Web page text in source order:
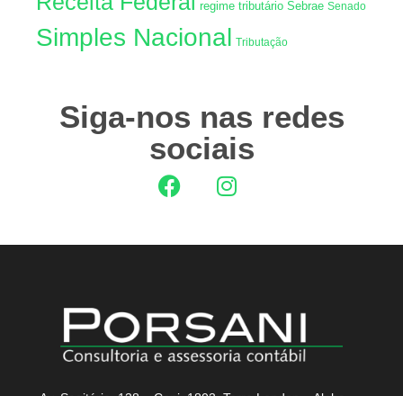
regime tributário Sebrae Senado
Simples Nacional Tributação
Siga-nos nas redes
sociais